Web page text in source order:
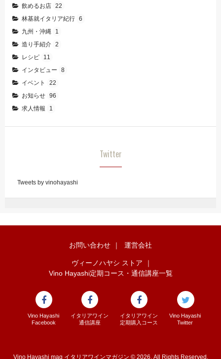
飲めるお店 22
林基就イタリア紀行 6
九州・沖縄
1
造り手紹介 2
レシピ
11
インタビュー
8
イベント
22
お知らせ 96
求人情報
1
Twitter
Tweets by vinohayashi
お問い合わせ ｜ 運営会社
ヴィーノハヤシ ストア
｜
Vino Hayashi定期コース・通信講座一覧
Vino Hayashi
Facebook
イタリアワイン
通信講座
イタリアワイン
定期購入コース
Vino Hayashi
Twitter
Vino Hayashi mag イタリアワインマガジン © 2026. All Rights Reserved.